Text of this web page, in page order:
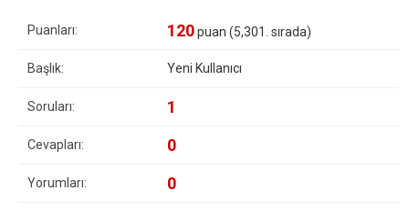
Puanları: 120puan (5,301 . sırada)
Başlık: Yeni Kullanıcı
Soruları: 1
Cevapları: 0
Yorumları: 0